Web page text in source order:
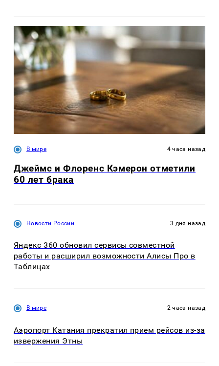
В мире 4 часа назад
Джеймс и Флоренс Кэмерон отметили
60 лет брака
Новости России 3 дня назад
Яндекс 360 обновил сервисы совместной
работы и расширил возможности Алисы Про в
Таблицах
В мире 2 часа назад
Аэропорт Катания прекратил прием рейсов из-за
извержения Этны